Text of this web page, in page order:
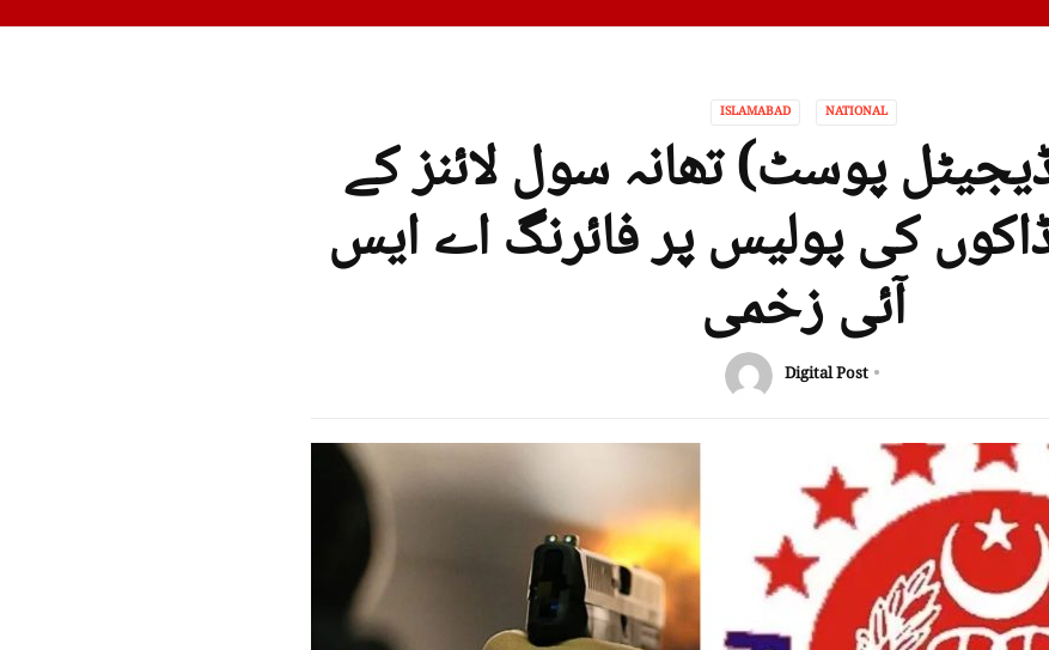
ISLAMABAD NATIONAL
پوسٹ) تھانہ سول لائنز کے
کی پولیس پر فائرنگ اے ایس
آئی زخمی
Digital Post